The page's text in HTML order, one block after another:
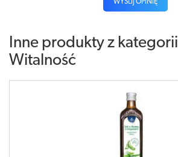
WYŚLIJ OPINIĘ
Inne produkty z kategorii
Witalność